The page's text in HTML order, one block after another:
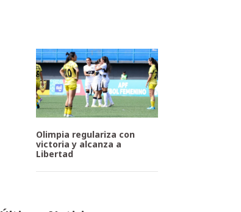
Olimpia regulariza con
victoria y alcanza a
Libertad